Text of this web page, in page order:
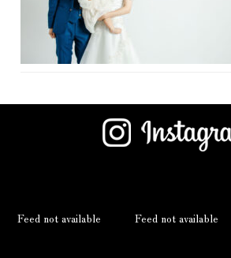
Feed not available Feed not available